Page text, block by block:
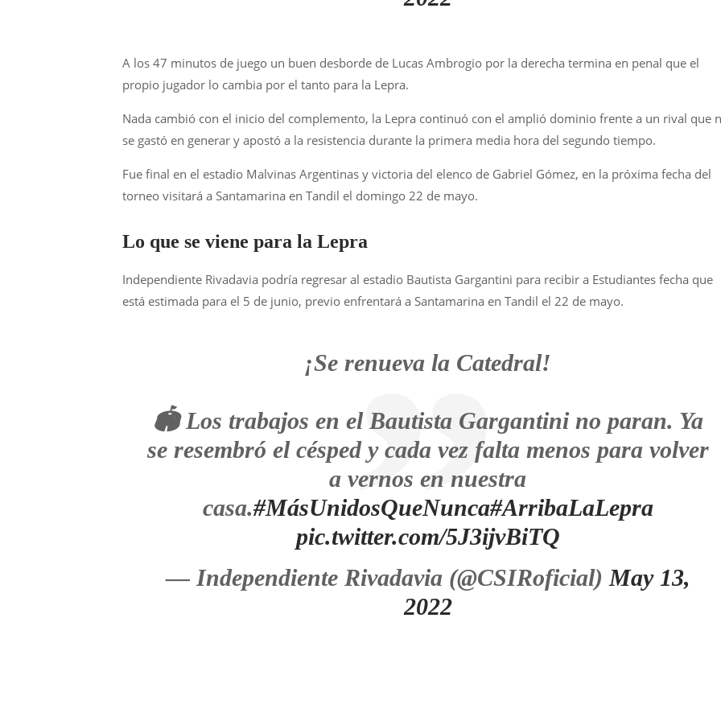
A los 47 minutos de juego un buen desborde de Lucas Ambrogio por la derecha termina en penal que el
propio jugador lo cambia por el tanto para la Lepra.
Nada cambió con el inicio del complemento, la Lepra continuó con el amplió dominio frente a un rival que
se gastó en generar y apostó a la resistencia durante la primera media hora del segundo tiempo.
Fue final en el estadio Malvinas Argentinas y victoria del elenco de Gabriel Gómez, en la próxima fecha del
torneo visitará a Santamarina en Tandil el domingo 22 de mayo.
Lo que se viene para la Lepra
Independiente Rivadavia podría regresar al estadio Bautista Gargantini para recibir a Estudiantes fecha que
está estimada para el 5 de junio, previo enfrentará a Santamarina en Tandil el 22 de mayo.
¡Se renueva la Catedral!
🏟 Los trabajos en el Bautista Gargantini no paran. Ya
se resembró el césped y cada vez falta menos para volver
a vernos en nuestra
casa.#MásUnidosQueNunca#ArribaLaLepra
pic.twitter.com/5J3ijvBiTQ
— Independiente Rivadavia (@CSIRoficial) May 13,
2022